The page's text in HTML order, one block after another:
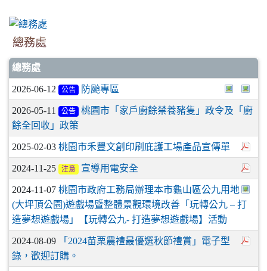
總務處
總務處
2026-06-12 公告 防颱專區
2026-05-11 公告
桃園市「家戶廚餘禁養豬隻」政令及「廚
餘全回收」政策
2025-02-03 桃園市禾豐文創印刷庇護工場產品宣傳單
2024-11-25 注意 宣導用電安全
2024-11-07 桃園市政府工務局辦理本市龜山區公九用地
(大坪頂公園)遊戲場暨整體景觀環境改善「玩轉公九 – 打
造夢想遊戲場」【玩轉公九- 打造夢想遊戲場】活動
2024-08-09
「2024苗栗農禮最優選秋節禮賞」電子型
錄，歡迎訂購。